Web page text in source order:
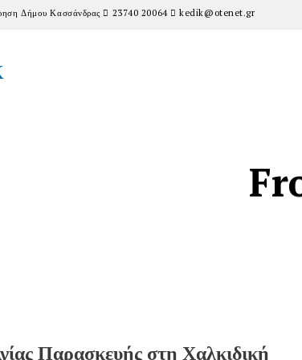
Δήμου Κασσάνδρας 23740 20064 kedik@otenet.gr
Παρασκευής στη Χαλκιδική